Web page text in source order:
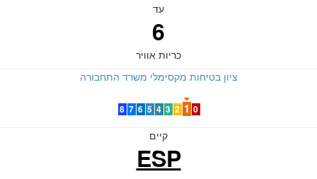
עד
6
כריות אוויר
ציון בטיחות מקסימלי משרד התחבורה
0
1
2
3
4
5
6
7
8
קיים
ESP